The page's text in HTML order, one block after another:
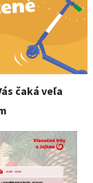
čaká veľa